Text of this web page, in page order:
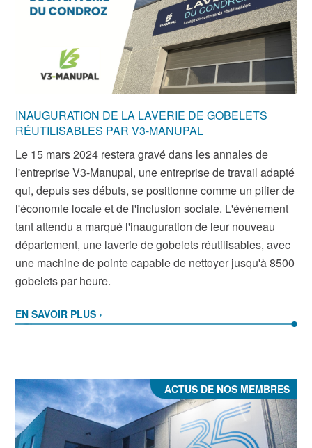
INAUGURATION DE LA LAVERIE DE GOBELETS
RÉUTILISABLES PAR V3-MANUPAL
Le 15 mars 2024 restera gravé dans les annales de
l'entreprise V3-Manupal, une entreprise de travail adapté
qui, depuis ses débuts, se positionne comme un pilier de
l'économie locale et de l'inclusion sociale. L'événement
tant attendu a marqué l'inauguration de leur nouveau
département, une laverie de gobelets réutilisables, avec
une machine de pointe capable de nettoyer jusqu'à 8500
gobelets par heure.
EN SAVOIR PLUS ›
ACTUS DE NOS MEMBRES